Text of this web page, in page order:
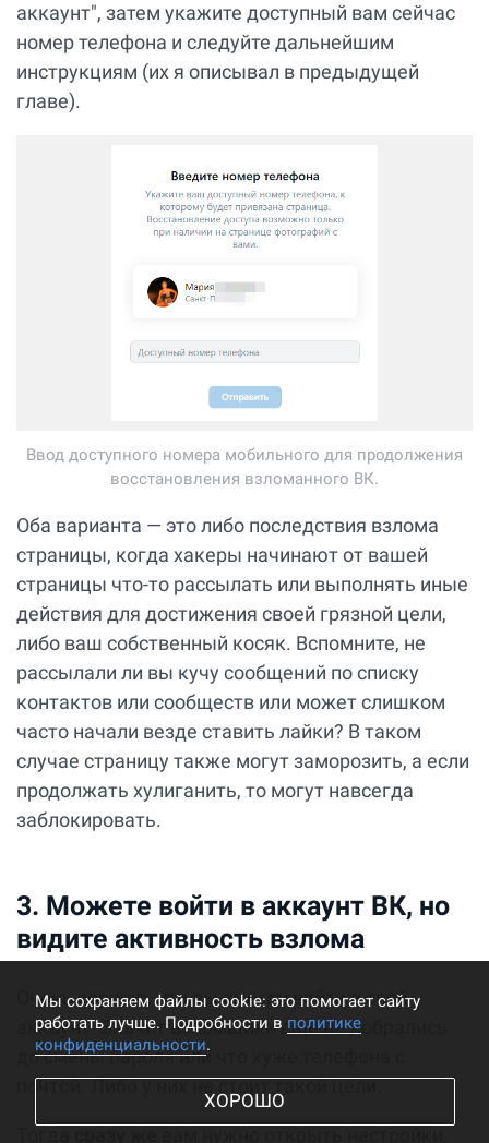
аккаунт", затем укажите доступный вам сейчас
номер телефона и следуйте дальнейшим
инструкциям (их я описывал в предыдущей
главе).
Ввод доступного номера мобильного для продолжения
восстановления взломанного ВК.
Оба варианта — это либо последствия взлома
страницы, когда хакеры начинают от вашей
страницы что-то рассылать или выполнять иные
действия для достижения своей грязной цели,
либо ваш собственный косяк. Вспомните, не
рассылали ли вы кучу сообщений по списку
контактов или сообществ или может слишком
часто начали везде ставить лайки? В таком
случае страницу также могут заморозить, а если
продолжать хулиганить, то могут навсегда
заблокировать.
3. Можете войти в аккаунт ВК, но
видите активность взлома
Очень хорошо, что вы смогли войти в свой
аккаунт. Значит взломщики еще не добрались
до смены пароля или что хуже телефона с
почтой. Либо у них не стоит такой цели.
Мы cохраняем файлы cookie: это помогает сайту
работать лучше. Подробности в политике
конфиденциальности.
ХОРОШО